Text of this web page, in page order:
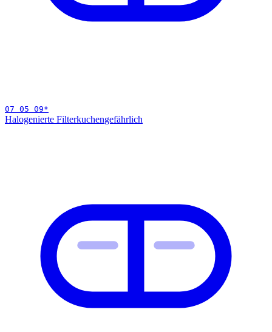
07 05 09*
Halogenierte Filterkuchengefährlich